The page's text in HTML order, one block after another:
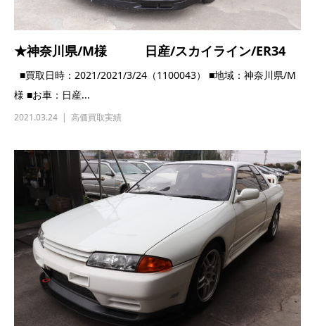
★神奈川県/M様 日産/スカイライン/ER34
■買取日時：2021/2021/3/24（1100043） ■地域：神奈川県/M
様 ■お車：日産...
2021.03.24 高価買取実績